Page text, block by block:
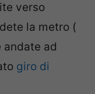
verso
la metro (
andate ad
giro di